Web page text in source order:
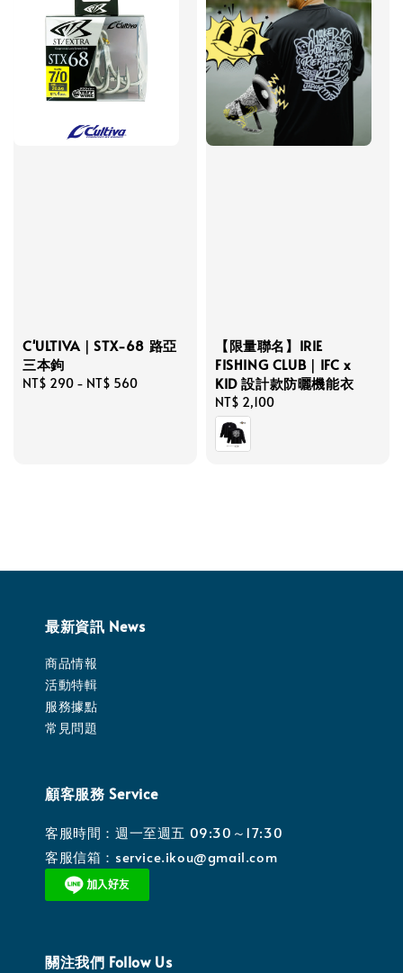
C'ULTIVA｜STX-68 路亞
三本鉤
Regular
NT$ 290 - NT$ 560
【限量聯名】IRIE
FISHING CLUB｜IFC x
KID 設計款防曬機能衣
Regular
price
NT$ 2,100
最新資訊 News
商品情報
活動特輯
服務據點
常見問題
顧客服務 Service
客服時間：週一至週五 09:30～17:30
客服信箱：service.ikou@gmail.com
關注我們 Follow Us